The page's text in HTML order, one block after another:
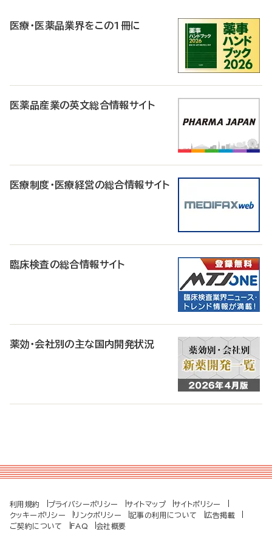
医療・医薬品業界をこの1冊に
医薬品産業の英文総合情報サイト
医療制度・医療経営の総合情報サイト
臨床検査の総合情報サイト
薬効・会社別の主な国内開発状況
利用規約 プライバシーポリシー サイトマップ
サイトポリシー
クッキーポリシー
リンクポリシー 記事の利用について
広告掲載
ご契約について
FAQ 会社概要